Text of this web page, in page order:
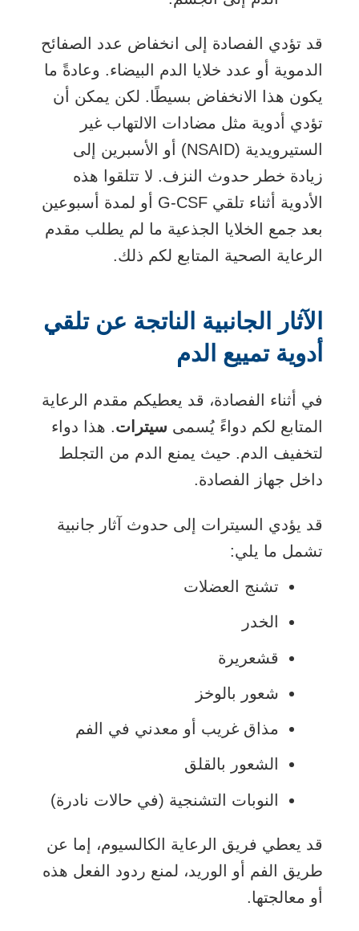
قد تؤدي الفصادة إلى انخفاض عدد الصفائح
الدموية أو عدد خلايا الدم البيضاء. وعادةً ما
يكون هذا الانخفاض بسيطًا. لكن يمكن أن
تؤدي أدوية مثل مضادات الالتهاب غير
الستيرويدية (NSAID) أو الأسبرين إلى
زيادة خطر حدوث النزف. لا تتلقوا هذه
الأدوية أثناء تلقي G-CSF أو لمدة أسبوعين
بعد جمع الخلايا الجذعية ما لم يطلب مقدم
الرعاية الصحية المتابع لكم ذلك.
الآثار الجانبية الناتجة عن تلقي
أدوية تمييع الدم
في أثناء الفصادة، قد يعطيكم مقدم الرعاية
المتابع لكم دواءً يُسمى سيترات. هذا دواء
لتخفيف الدم. حيث يمنع الدم من التجلط
داخل جهاز الفصادة.
قد يؤدي السيترات إلى حدوث آثار جانبية
تشمل ما يلي:
تشنج العضلات
الخدر
قشعريرة
شعور بالوخز
مذاق غريب أو معدني في الفم
الشعور بالقلق
النوبات التشنجية (في حالات نادرة)
قد يعطي فريق الرعاية الكالسيوم، إما عن
طريق الفم أو الوريد، لمنع ردود الفعل هذه
أو معالجتها.